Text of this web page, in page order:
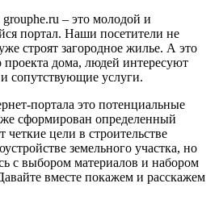
– это молодой и
портал. Наши посетители не
строят загородное жилье. А это
проекта дома, людей интересуют
сопутствующие услуги.
портала это потенциальные
сформирован определенный
цели в строительстве
земельного участка, но
с выбором материалов и набором
вместе покажем и расскажем